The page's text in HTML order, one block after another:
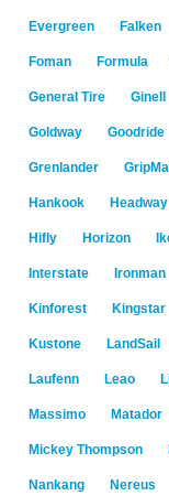
Evergreen Falken
Foman Formula
General Tire Ginell
Goldway Goodride
Grenlander
Hankook Headway
Hifly Horizon
Interstate Ironman
Kinforest Kingstar
Kustone LandSail
Laufenn Leao
Massimo Matador
Mickey Thompson
Nankang Nereus